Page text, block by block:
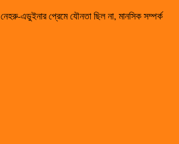
নেহরু-এডুইনার প্রেমে যৌনতা ছিল না, মানসিক সম্পর্ক